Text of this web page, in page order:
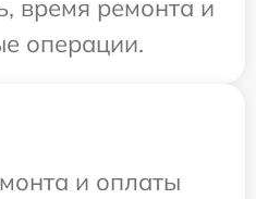
время ремонта и
операции.
и оплаты